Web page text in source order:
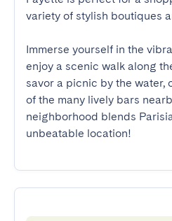
variety of stylish boutiques
Immerse yourself in the
enjoy a scenic walk along
savor a picnic by the water,
of the many lively bars
neighborhood blends
unbeatable location!